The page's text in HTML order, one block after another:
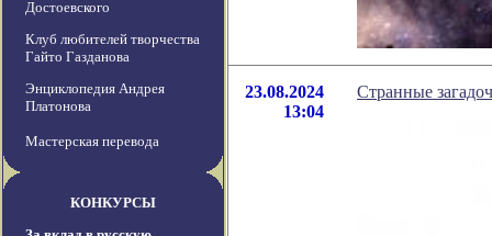
Достоевского
Клуб любителей творчества
Гайто Газданова
Энциклопедия Андрея
Платонова
Мастерская перевода
КОНКУРСЫ
23.08.2024
13:04
Странные